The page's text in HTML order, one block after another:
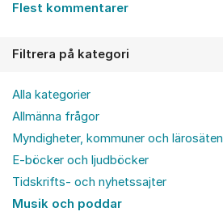
Flest kommentarer
Filtrera på kategori
Alla kategorier
Allmänna frågor
Myndigheter, kommuner och lärosäten
E-böcker och ljudböcker
Tidskrifts- och nyhetssajter
Musik och poddar